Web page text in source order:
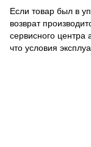
Если товар был в
возврат
сервисного центра
что условия